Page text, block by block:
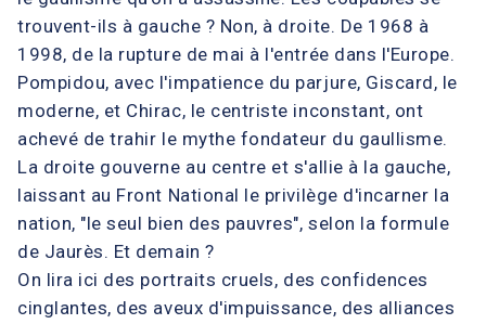
trouvent-ils à gauche ? Non, à droite. De 1968 à
1998, de la rupture de mai à l'entrée dans l'Europe.
Pompidou, avec l'impatience du parjure, Giscard, le
moderne, et Chirac, le centriste inconstant, ont
achevé de trahir le mythe fondateur du gaullisme.
La droite gouverne au centre et s'allie à la gauche,
laissant au Front National le privilège d'incarner la
nation, "le seul bien des pauvres", selon la formule
de Jaurès. Et demain ?
On lira ici des portraits cruels, des confidences
cinglantes, des aveux d'impuissance, des alliances